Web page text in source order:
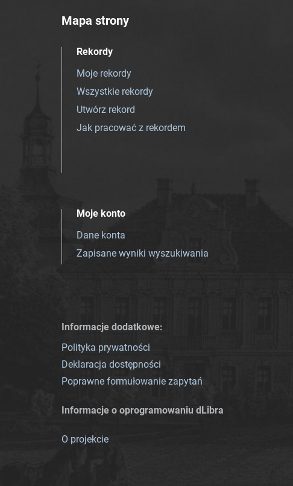
Mapa strony
Rekordy
Moje rekordy
Wszystkie rekordy
Utwórz rekord
Jak pracować z rekordem
Moje konto
Dane konta
Zapisane wyniki wyszukiwania
Informacje dodatkowe:
Polityka prywatności
Deklaracja dostępności
Poprawne formułowanie zapytań
Informacje o oprogramowaniu dLibra
O projekcie